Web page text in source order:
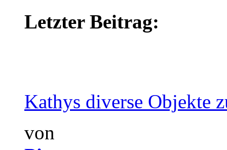
Letzter Beitrag:
Kathys diverse Objekte
von